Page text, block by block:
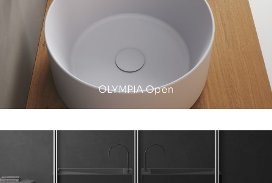
OLYMPIA Open